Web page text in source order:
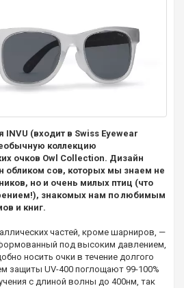
(входит в Swiss Eyewear
коллекцию
очков Owl Collection. Дизайн
обликом сов, которых мы знаем не
но и очень милых птиц (что
знакомых нам по любимым
и книг.
частей, кроме шарниров, —
под высоким давлением,
носить очки в течение долгого
защиты UV-400 поглощают 99-100%
с длиной волны до 400нм, так